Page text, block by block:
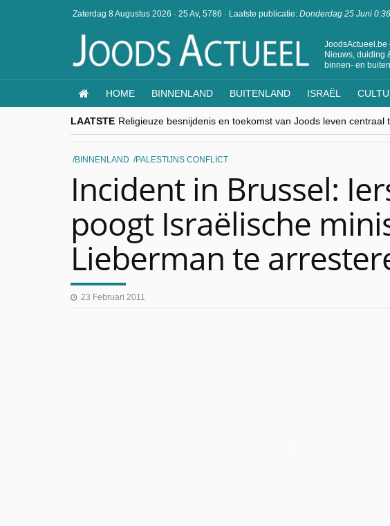
Zaterdag 8 Augustus 2026 · 25 Av, 5786 · Laatste publicatie: Donderdag 25 Juni 0:36
JoodsActueel.be
Nieuws, duiding
binnen- en
HOME BINNENLAND BUITENLAND ISRAËL
LAATSTE Religieuze besnijdenis en toekomst van Joods leven centraal
“Besnijdenisdebat toont hoe moeilijk seculiere Westen
CITYTRIP | ROEMENIË – Boekarest: de verrassing van
“Vandaag zit elke Jood in België op de beklaagdenbank”
BINNENLAND PALESTIJNS CONFLICT
Incident in Brussel:
poogt Israëlische
Lieberman te
23 Februari 2011